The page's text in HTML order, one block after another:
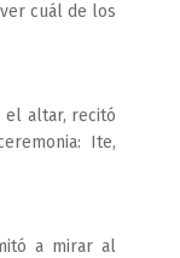
cuál de los
el altar, recitó
Ite,
a mirar al